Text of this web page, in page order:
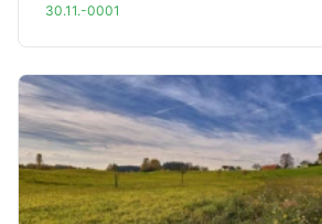
30.11.-0001